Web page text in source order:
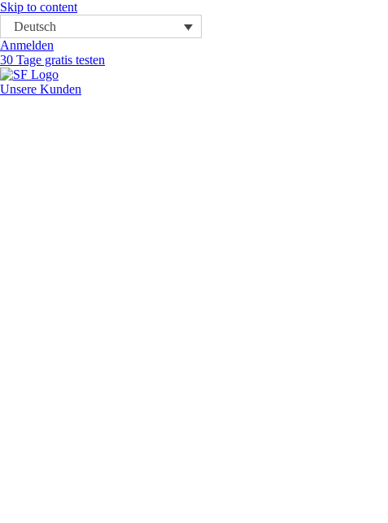
Skip to content
Deutsch
Anmelden
30 Tage gratis testen
Unsere Kunden